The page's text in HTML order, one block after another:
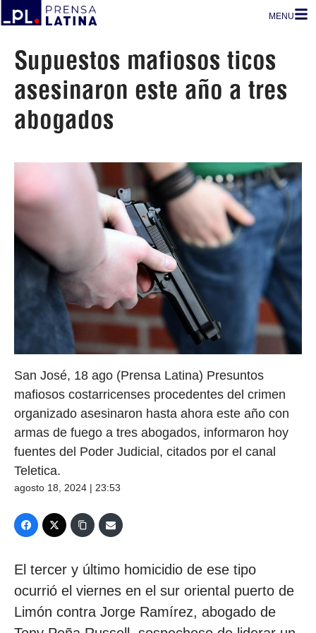
MENU
Supuestos mafiosos ticos
asesinaron este año a tres
abogados
San José, 18 ago (Prensa Latina) Presuntos
mafiosos costarricenses procedentes del crimen
organizado asesinaron hasta ahora este año con
armas de fuego a tres abogados, informaron hoy
fuentes del Poder Judicial, citados por el canal
Teletica.
agosto 18, 2024 | 23:53
El tercer y último homicidio de ese tipo
ocurrió el viernes en el sur oriental puerto de
Limón contra Jorge Ramírez, abogado de